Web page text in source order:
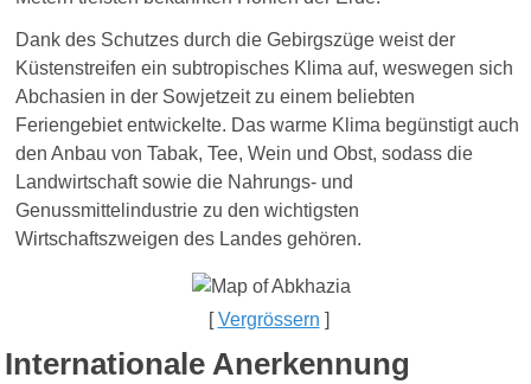
Dank des Schutzes durch die Gebirgszüge weist der
Küstenstreifen ein subtropisches Klima auf, weswegen sich
Abchasien in der Sowjetzeit zu einem beliebten
Feriengebiet entwickelte. Das warme Klima begünstigt auch
den Anbau von Tabak, Tee, Wein und Obst, sodass die
Landwirtschaft sowie die Nahrungs- und
Genussmittelindustrie zu den wichtigsten
Wirtschaftszweigen des Landes gehören.
[Vergrössern ]
Internationale Anerkennung